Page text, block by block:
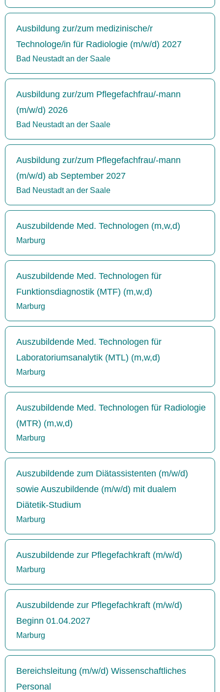
Ausbildung zur/zum medizinische/r
Technologe/in für Radiologie (m/w/d) 2027
Bad Neustadt an der Saale
Ausbildung zur/zum Pflegefachfrau/-mann
(m/w/d) 2026
Bad Neustadt an der Saale
Ausbildung zur/zum Pflegefachfrau/-mann
(m/w/d) ab September 2027
Bad Neustadt an der Saale
Auszubildende Med. Technologen (m,w,d)
Marburg
Auszubildende Med. Technologen für
Funktionsdiagnostik (MTF) (m,w,d)
Marburg
Auszubildende Med. Technologen für
Laboratoriumsanalytik (MTL) (m,w,d)
Marburg
Auszubildende Med. Technologen für Radiologie
(MTR) (m,w,d)
Marburg
Auszubildende zum Diätassistenten (m/w/d)
sowie Auszubildende (m/w/d) mit dualem
Diätetik-Studium
Marburg
Auszubildende zur Pflegefachkraft (m/w/d)
Marburg
Auszubildende zur Pflegefachkraft (m/w/d)
Beginn 01.04.2027
Marburg
Bereichsleitung (m/w/d) Wissenschaftliches
Personal